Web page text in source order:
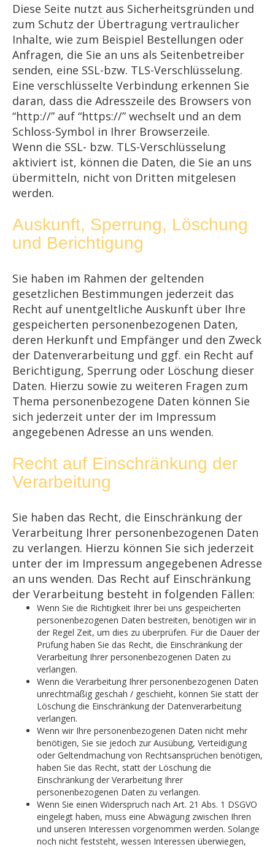
Diese Seite nutzt aus Sicherheitsgründen und
zum Schutz der Übertragung vertraulicher
Inhalte, wie zum Beispiel Bestellungen oder
Anfragen, die Sie an uns als Seitenbetreiber
senden, eine SSL-bzw. TLS-Verschlüsselung.
Eine verschlüsselte Verbindung erkennen Sie
daran, dass die Adresszeile des Browsers von
“http://” auf “https://” wechselt und an dem
Schloss-Symbol in Ihrer Browserzeile.
Wenn die SSL- bzw. TLS-Verschlüsselung
aktiviert ist, können die Daten, die Sie an uns
übermitteln, nicht von Dritten mitgelesen
werden.
Auskunft, Sperrung, Löschung
und Berichtigung
Sie haben im Rahmen der geltenden
gesetzlichen Bestimmungen jederzeit das
Recht auf unentgeltliche Auskunft über Ihre
gespeicherten personenbezogenen Daten,
deren Herkunft und Empfänger und den Zweck
der Datenverarbeitung und ggf. ein Recht auf
Berichtigung, Sperrung oder Löschung dieser
Daten. Hierzu sowie zu weiteren Fragen zum
Thema personenbezogene Daten können Sie
sich jederzeit unter der im Impressum
angegebenen Adresse an uns wenden.
Recht auf Einschränkung der
Verarbeitung
Sie haben das Recht, die Einschränkung der
Verarbeitung Ihrer personenbezogenen Daten
zu verlangen. Hierzu können Sie sich jederzeit
unter der im Impressum angegebenen Adresse
an uns wenden. Das Recht auf Einschränkung
der Verarbeitung besteht in folgenden Fällen:
Wenn Sie die Richtigkeit Ihrer bei uns gespeicherten
personenbezogenen Daten bestreiten, benötigen wir in
der Regel Zeit, um dies zu überprüfen. Für die Dauer der
Prüfung haben Sie das Recht, die Einschränkung der
Verarbeitung Ihrer personenbezogenen Daten zu
verlangen.
Wenn die Verarbeitung Ihrer personenbezogenen Daten
unrechtmäßig geschah / geschieht, können Sie statt der
Löschung die Einschränkung der Datenverarbeitung
verlangen.
Wenn wir Ihre personenbezogenen Daten nicht mehr
benötigen, Sie sie jedoch zur Ausübung, Verteidigung
oder Geltendmachung von Rechtsansprüchen benötigen,
haben Sie das Recht, statt der Löschung die
Einschränkung der Verarbeitung Ihrer
personenbezogenen Daten zu verlangen.
Wenn Sie einen Widerspruch nach Art. 21 Abs. 1 DSGVO
eingelegt haben, muss eine Abwägung zwischen Ihren
und unseren Interessen vorgenommen werden. Solange
noch nicht feststeht, wessen Interessen überwiegen,